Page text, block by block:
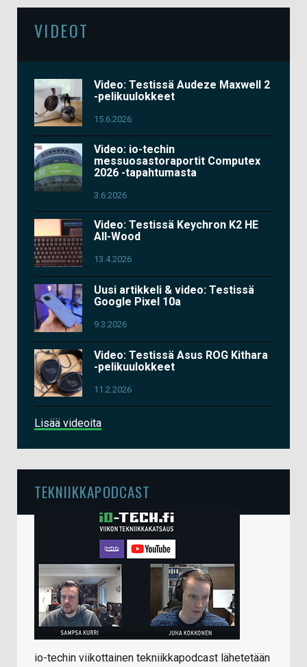
VIDEOT
Video: Testissä Audeze Maxwell 2
-pelikuulokkeet
15.6.2026
Video: io-techin
messuosastoraportit Computex
2026 -tapahtumasta
3.6.2026
Video: Testissä Keychron K2 HE
All-Wood
13.4.2026
Uusi artikkeli & video: Testissä
Google Pixel 10a
9.3.2026
Video: Testissä Asus ROG Kithara
-pelikuulokkeet
11.2.2026
Lisää videoita
TEKNIIKKAPODCAST
io-techin viikottainen tekniikkapodcast lähetetään